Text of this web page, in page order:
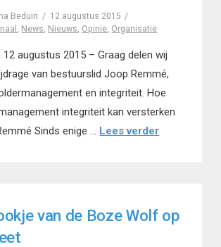
Beduin
12 augustus 2015
News Nieuws Opinie Organisatie
augustus 2015 – Graag delen wij
van bestuurslid Joop Remmé,
en integriteit. Hoe
integriteit kan versterken
Sinds enige … Lees verder
van de Boze Wolf op